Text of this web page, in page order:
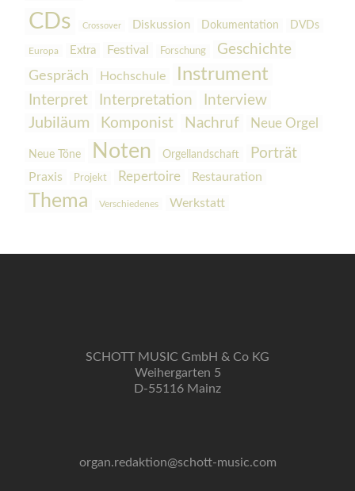
CDs Crossover Diskussion Dokumentation DVDs
Europa Extra Festival Forschung Geschichte
Gespräch Hochschule Instrument
Interpret Interpretation
Interview
Jubiläum
Komponist Nachruf Neue Orgel
Neue Töne Noten Orgellandschaft Porträt
Praxis Projekt Repertoire Restauration
Thema Verschiedenes Werkstatt
SCHOTT MUSIC GmbH & Co KG
Weihergarten 5
D-55116 Mainz
organ.redaktion@schott-music.com